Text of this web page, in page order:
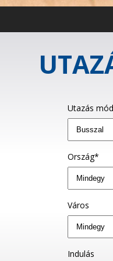
Utazás
Ország*
Város
Indulás